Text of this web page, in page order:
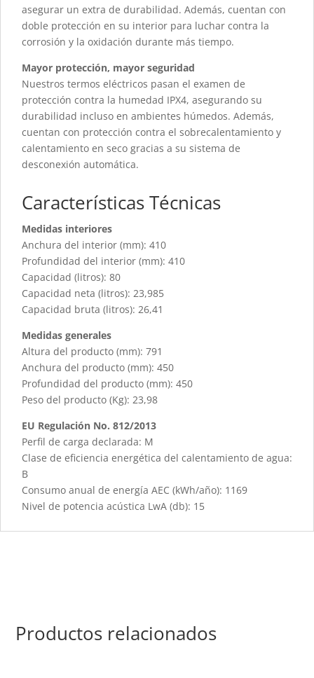
asegurar un extra de durabilidad. Además, cuentan con
doble protección en su interior para luchar contra la
corrosión y la oxidación durante más tiempo.
Mayor protección, mayor seguridad
Nuestros termos eléctricos pasan el examen de
protección contra la humedad IPX4, asegurando su
durabilidad incluso en ambientes húmedos. Además,
cuentan con protección contra el sobrecalentamiento y
calentamiento en seco gracias a su sistema de
desconexión automática.
Características Técnicas
Medidas interiores
Anchura del interior (mm): 410
Profundidad del interior (mm): 410
Capacidad (litros): 80
Capacidad neta (litros): 23,985
Capacidad bruta (litros): 26,41
Medidas generales
Altura del producto (mm): 791
Anchura del producto (mm): 450
Profundidad del producto (mm): 450
Peso del producto (Kg): 23,98
EU Regulación No. 812/2013
Perfil de carga declarada: M
Clase de eficiencia energética del calentamiento de agua:
B
Consumo anual de energía AEC (kWh/año): 1169
Nivel de potencia acústica LwA (db): 15
Productos relacionados